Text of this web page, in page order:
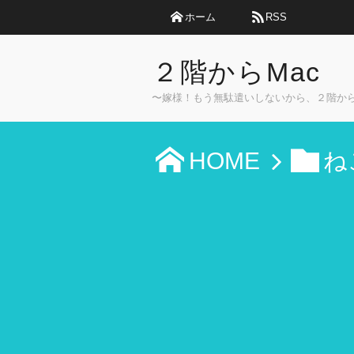
ホーム RSS
２階からMac
〜嫁様！もう無駄遣いしないから、２階か
HOME ね